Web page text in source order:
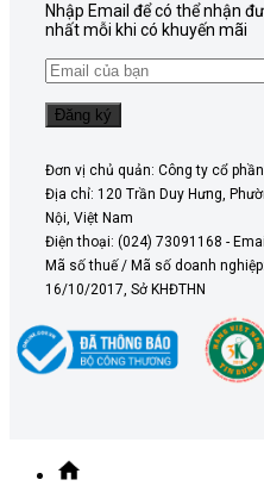
Nhập Email để có thể nhận
nhất mỗi khi có khuyến mãi
Đơn vị chủ quản: Công ty cổ
Địa chỉ: 120 Trần Duy Hưng,
Nội, Việt Nam
Điện thoại: (024) 73091168 -
Mã số thuế / Mã số doanh
16/10/2017, Sở KHĐTHN